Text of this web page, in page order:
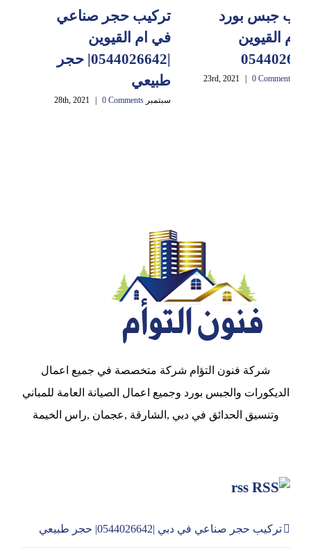
تركيب حجر صناعي
في ام القيوين
|0544026642| حجر
طبيعي
سبتمبر 28th, 2021 0 Comments
جبس بورد
ام القيوين
0 Comments
شركة فنون التؤام شركة متخصصة في جميع اعمال
الديكورات والجبس بورد وجميع اعمال الصيانة العامة للمباني
وتنسيق الحدائق في دبي ,الشارقة ,عجمان ,راس الخيمة
rss
تركيب حجر صناعي في دبي |0544026642| حجر طبيعي